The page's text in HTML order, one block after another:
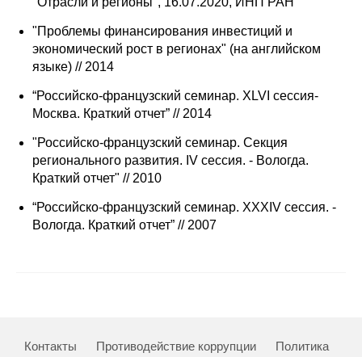
Информация для авторов
Общие требования
Научные труды
О журнале
"Проблемы финансирования инвестиций и
экономический рост в регионах" (на английском
языке) // 2014
“Российско-французский семинар. XLVI сессия-
Москва. Краткий отчет” // 2014
"Российско-французский семинар. Секция
регионального развития. IV сессия. - Вологда.
Краткий отчет" // 2010
“Российско-французский семинар. XXXIV сессия. -
Вологда. Краткий отчет” // 2007
Контакты Противодействие коррупции Политика